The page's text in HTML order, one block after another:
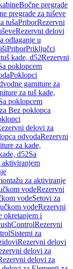
Bočne pregrade
pregrade za tuševe
tušaPriborRezervni
Rezervni delovi
odlaganje u
PriborPriključci
kade, d52Rezervni
poklopcem
Poklopci
garniture za
za tuš kade,
poklopcem
Bez poklopca
delovi za
odvodaRezervni
za kade,
d52Sa
aktiviranjem
za aktiviranje
vodeRezervni
vodeSetovi za
vodeRezervni
okretanjem i
Rezervni
Sistemi za
Rezervni delovi
delovi za
delovi za